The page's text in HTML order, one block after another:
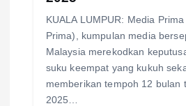
KUALA LUMPUR: Media
Prima), kumpulan media
Malaysia merekodkan
suku keempat yang kukuh
memberikan tempoh 12 bulan
2025…